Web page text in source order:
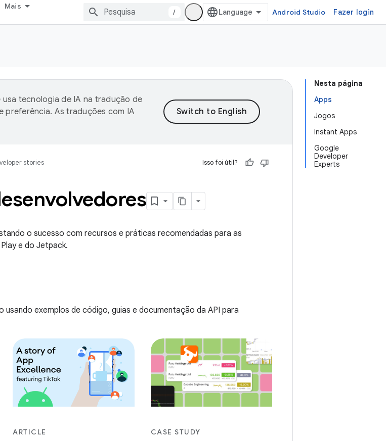
Mais
/ Android Studio Fazer login
Nesta página
Apps
Jogos
Instant Apps
Google
Developer
Experts
usa tecnologia de IA na tradução de
preferência. As traduções com IA
stories Isso foi útil?
o sucesso com recursos e práticas recomendadas para as
e do Jetpack.
usando exemplos de código, guias e documentação da API para
ARTICLE CASE STUDY